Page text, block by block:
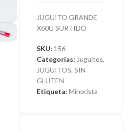
JUGUITO GRANDE
X60U SURTIDO
SKU: 156
Categorías: Juguitos,
JUGUITOS, SIN
GLUTEN
Etiqueta: Minorista